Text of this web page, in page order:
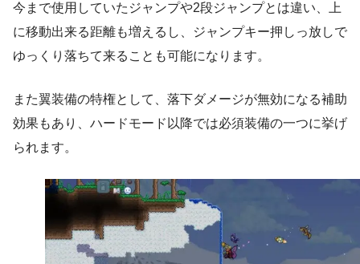
今まで使用していたジャンプや2段ジャンプとは違い、上
に移動出来る距離も増えるし、ジャンプキー押しっ放しで
ゆっくり落ちて来ることも可能になります。
また翼装備の特権として、落下ダメージが無効になる補助
効果もあり、ハードモード以降では必須装備の一つに挙げ
られます。